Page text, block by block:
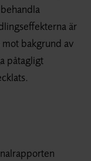
är
bakgrund av
påtagligt